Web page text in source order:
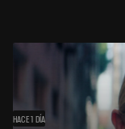
HACE 1 DÍA